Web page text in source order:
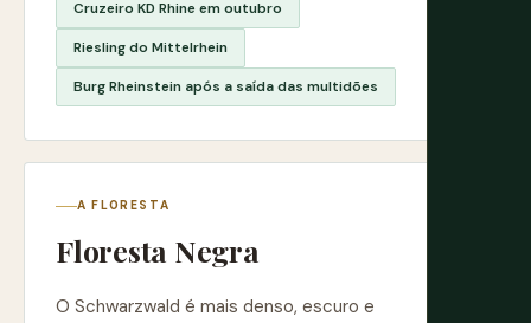
Cruzeiro KD Rhine em outubro
Riesling do Mittelrhein
Burg Rheinstein após a saída das multidões
A FLORESTA
Floresta Negra
O Schwarzwald é mais denso, escuro e